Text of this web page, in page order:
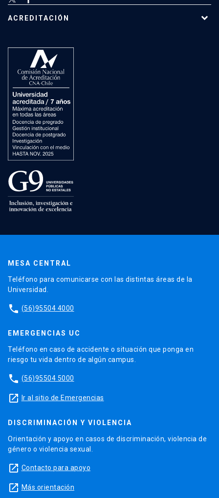
ACREDITACIÓN
MESA CENTRAL
Teléfono para comunicarse con las distintas áreas de la
Universidad.
phone (56)95504 4000
EMERGENCIAS UC
Teléfono en caso de accidente o situación que ponga en
riesgo tu vida dentro de algún campus.
phone (56)95504 5000
launch Ir al sitio de Emergencias
DISCRIMINACIÓN Y VIOLENCIA
Orientación y apoyo en casos de discriminación, violencia de
género o violencia sexual.
launch Contacto para apoyo
launch Más orientación